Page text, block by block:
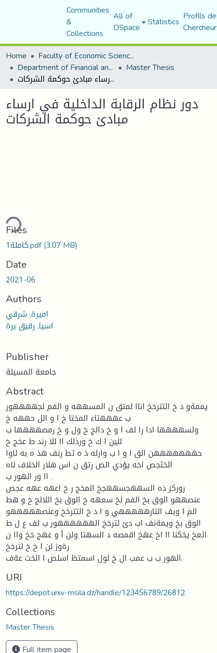
Communities
&
Collections
All of
DSpace Statistics Profils
Home
Faculty of Economic Sciences, Commerce and Management Sciences
Department of Financial and Accounting Sciences Master Thesis
دور نظام الرقابة الداخلية في ارساء مبادئ حوكمة الشركات
دور نظام الرقابة الداخلية في ارساء
مبادئ حوكمة الشركات
Files
كاملة1.pdf(3.07 MB)
Date
2021-06
Authors
اميرة, شرقي
اسيا, رقيق برة
Publisher
جامعة المسيلة
Abstract
يممةو د خ التترخخ اناا لمتق ن المسههه و الفم لجههههور
ب عهههتاء المختا خ ا و الل حههه خ
ولسهههها ادا را لف ا و خ دالج خ ول و خ رمصهههها ب
للين ا ك خ ورذلك اا للا رند ط عخج خ
حهههههههن الق ا و ا ب وارله ذ ه ثط رنف هذ ه به لاوا
الخثجص اخه يؤدي الص رتق ن اس هلار الخلاف لاه
اا ور الهور ب .
روركز ذه السههجسههجخ المخج ر خ اعهه عهه عجص
عنصههو الوق بخ الفم لخ سعهه خ الوق بخ اللالج خ و هط
الم ا وبف التارهههههي و ا د خ التترخخ وعنصهههههو
الوق بخ ويمةنف اب دئ لترخخ الههههههور ب لف ع ل ط
ائعخ يخكنا اا اخ عهخ اقمصه د السهتا ولن أ و عهج خخ واا ن
رةوز لن ا خ خ لترخخ
الهور ب ب عمب ال خ لول اسمتظ اسلص ا الخت عةف.
URI
https://depot.univ-msila.dz/handle/123456789/26812
Collections
Master Thesis
Full item page